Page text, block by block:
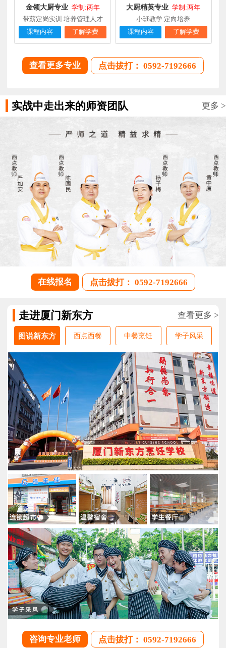
金领大厨专业 学制:两年
带薪定岗实训 培养管理人才
课程内容
了解学费
大厨精英专业 学制:两年
小班教学 定向培养
课程内容
了解学费
查看更多专业 点击拔打： 0592-7192666
实战中走出来的师资团队 更多 >
在线报名 点击拔打： 0592-7192666
走进厦门新东方 查看更多 >
图说新东方 西点西餐 中餐烹饪 学子风采
咨询专业老师 点击拔打： 0592-7192666